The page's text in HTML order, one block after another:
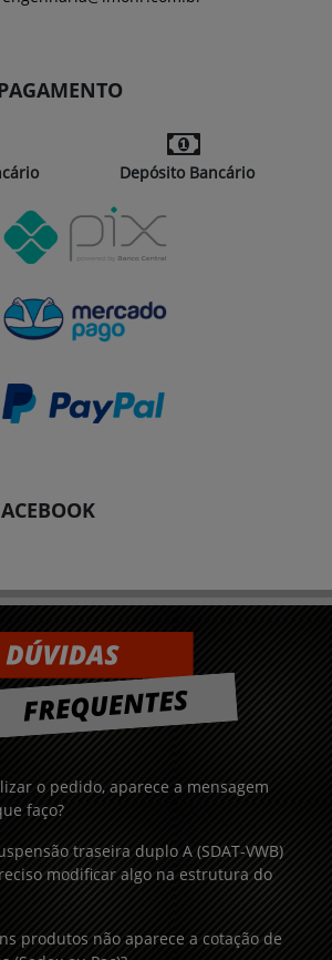
Depósito Bancário
o pedido, aparece a mensagem
faço?
traseira duplo A (SDAT-VWB)
modificar algo na estrutura do
produtos não aparece a cotação de